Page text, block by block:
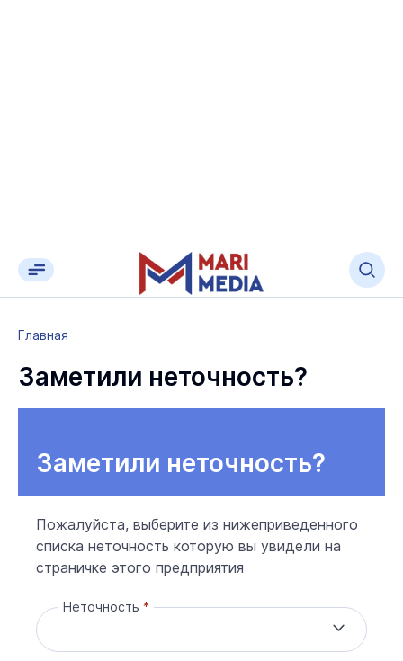
Главная
Заметили неточность?
Заметили неточность?
Пожалуйста, выберите из нижеприведенного
списка неточность которую вы увидели на
страничке этого предприятия
Неточность